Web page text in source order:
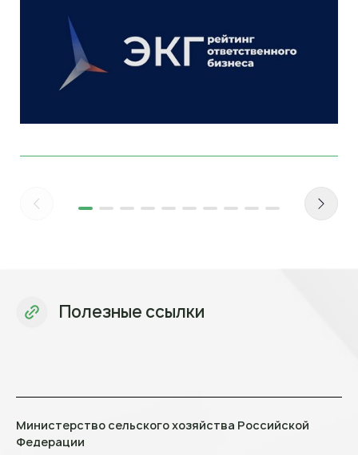
Полезные ссылки
Министерство сельского хозяйства Российской
Федерации